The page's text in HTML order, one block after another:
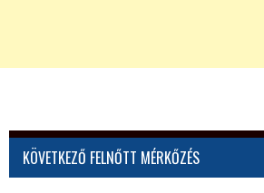
KÖVETKEZŐ FELNŐTT MÉRKŐZÉS